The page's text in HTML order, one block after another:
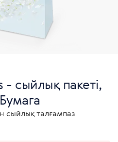
- сыйлық пакеті,
сыйлық талғампаз